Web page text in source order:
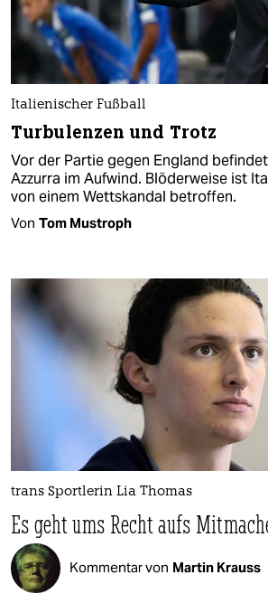
Italienischer Fußball
Turbulenzen und Trotz
Vor der Partie gegen England
Azzurra im Aufwind. Blöderweise ist
von einem Wettskandal betroffen.
Von Tom Mustroph
trans Sportlerin Lia Thomas
Es geht ums Recht aufs
Kommentar von Martin Krauss